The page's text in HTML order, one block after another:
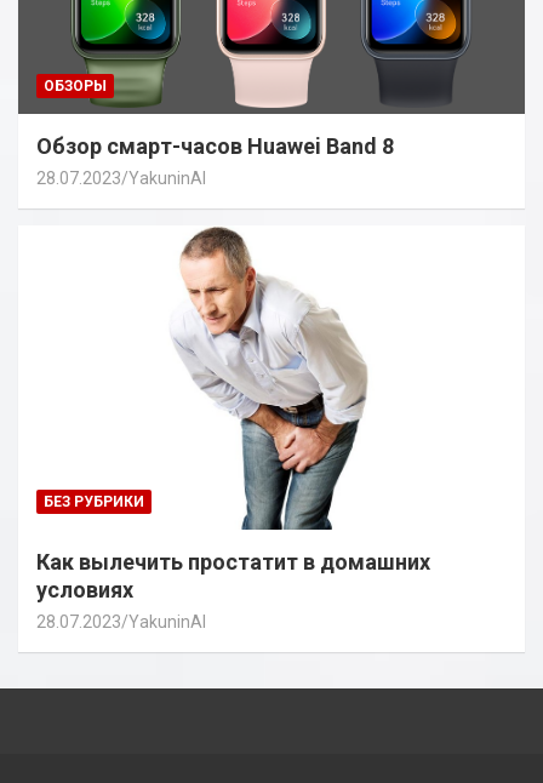
ОБЗОРЫ
Обзор смарт-часов Huawei Band 8
28.07.2023 YakuninAI
БЕЗ РУБРИКИ
Как вылечить простатит в домашних
условиях
28.07.2023 YakuninAI